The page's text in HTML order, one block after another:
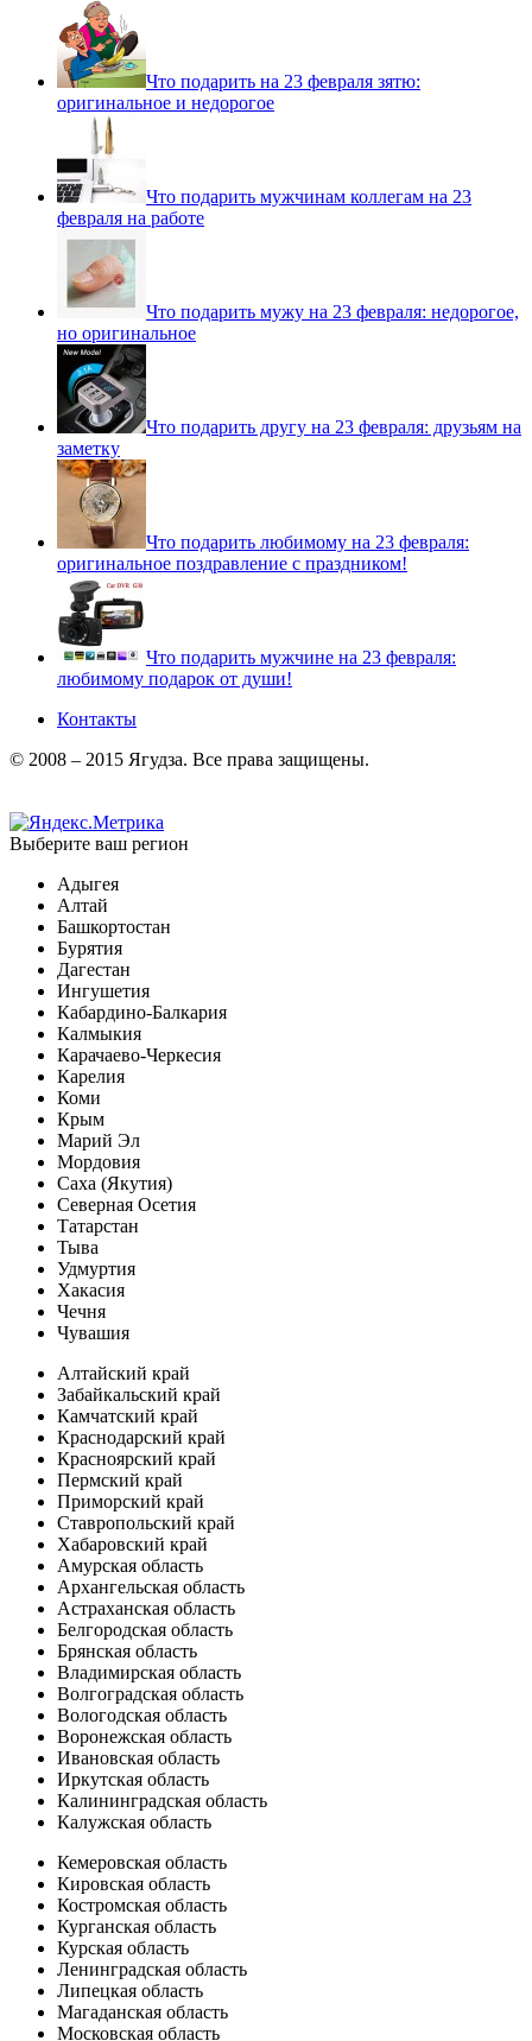
Что подарить на 23 февраля зятю:
оригинальное и недорогое
Что подарить мужчинам коллегам на 23
февраля на работе
Что подарить мужу на 23 февраля: недорогое,
но оригинальное
Что подарить другу на 23 февраля: друзьям на
заметку
Что подарить любимому на 23 февраля:
оригинальное поздравление с праздником!
Что подарить мужчине на 23 февраля:
любимому подарок от души!
Контакты
© 2008 – 2015 Ягудза. Все права защищены.
Выберите ваш регион
Адыгея
Алтай
Башкортостан
Бурятия
Дагестан
Ингушетия
Кабардино-Балкария
Калмыкия
Карачаево-Черкесия
Карелия
Коми
Крым
Марий Эл
Мордовия
Саха (Якутия)
Северная Осетия
Татарстан
Тыва
Удмуртия
Хакасия
Чечня
Чувашия
Алтайский край
Забайкальский край
Камчатский край
Краснодарский край
Красноярский край
Пермский край
Приморский край
Ставропольский край
Хабаровский край
Амурская область
Архангельская область
Астраханская область
Белгородская область
Брянская область
Владимирская область
Волгоградская область
Вологодская область
Воронежская область
Ивановская область
Иркутская область
Калининградская область
Калужская область
Кемеровская область
Кировская область
Костромская область
Курганская область
Курская область
Ленинградская область
Липецкая область
Магаданская область
Московская область